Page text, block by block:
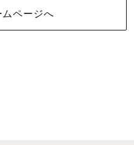
ページへ